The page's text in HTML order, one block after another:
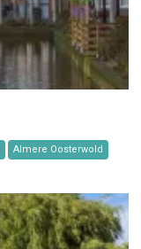
Almere Oosterwold